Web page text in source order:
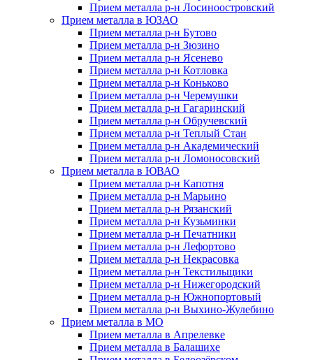
Прием металла р-н Лосиноостровский
Прием металла в ЮЗАО
Прием металла р-н Бутово
Прием металла р-н Зюзино
Прием металла р-н Ясенево
Прием металла р-н Котловка
Прием металла р-н Коньково
Прием металла р-н Черемушки
Прием металла р-н Гагаринский
Прием металла р-н Обручевский
Прием металла р-н Теплый Стан
Прием металла р-н Академический
Прием металла р-н Ломоносовский
Прием металла в ЮВАО
Прием металла р-н Капотня
Прием металла р-н Марьино
Прием металла р-н Рязанский
Прием металла р-н Кузьминки
Прием металла р-н Печатники
Прием металла р-н Лефортово
Прием металла р-н Некрасовка
Прием металла р-н Текстильщики
Прием металла р-н Нижегородский
Прием металла р-н Южнопортовый
Прием металла р-н Выхино-Жулебино
Прием металла в МО
Прием металла в Апрелевке
Прием металла в Балашихе